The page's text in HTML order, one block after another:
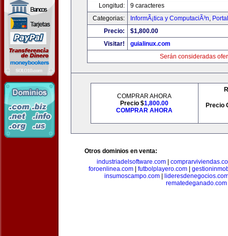
Longitud:
9 caracteres
Categorias:
InformÃ¡tica y ComputaciÃ³n,
Precio:
$1,800.00
Visitar!
guialinux.com
Serán consideradas
COMPRAR AHORA
Precio $1,800.00
COMPRAR AHORA
Precio
Otros dominios en venta:
industriadelsoftware.com|
foroenlinea.com
futbolplayero.com
insumoscampo.com|
rematedeganado.com